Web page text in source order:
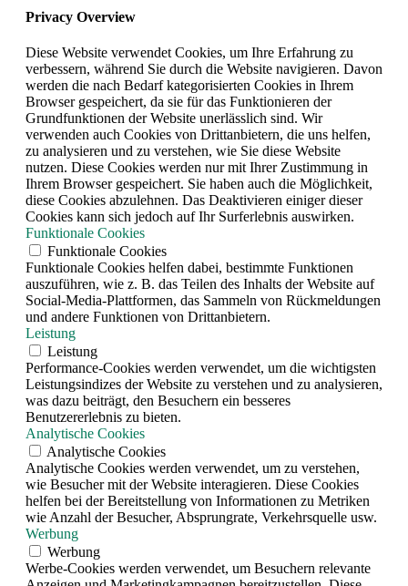
Privacy Overview
Diese Website verwendet Cookies, um Ihre Erfahrung zu
verbessern, während Sie durch die Website navigieren. Davon
werden die nach Bedarf kategorisierten Cookies in Ihrem
Browser gespeichert, da sie für das Funktionieren der
Grundfunktionen der Website unerlässlich sind. Wir
verwenden auch Cookies von Drittanbietern, die uns helfen,
zu analysieren und zu verstehen, wie Sie diese Website
nutzen. Diese Cookies werden nur mit Ihrer Zustimmung in
Ihrem Browser gespeichert. Sie haben auch die Möglichkeit,
diese Cookies abzulehnen. Das Deaktivieren einiger dieser
Cookies kann sich jedoch auf Ihr Surferlebnis auswirken.
Funktionale Cookies
Funktionale Cookies
Funktionale Cookies helfen dabei, bestimmte Funktionen
auszuführen, wie z. B. das Teilen des Inhalts der Website auf
Social-Media-Plattformen, das Sammeln von Rückmeldungen
und andere Funktionen von Drittanbietern.
Leistung
Leistung
Performance-Cookies werden verwendet, um die wichtigsten
Leistungsindizes der Website zu verstehen und zu analysieren,
was dazu beiträgt, den Besuchern ein besseres
Benutzererlebnis zu bieten.
Analytische Cookies
Analytische Cookies
Analytische Cookies werden verwendet, um zu verstehen,
wie Besucher mit der Website interagieren. Diese Cookies
helfen bei der Bereitstellung von Informationen zu Metriken
wie Anzahl der Besucher, Absprungrate, Verkehrsquelle usw.
Werbung
Werbung
Werbe-Cookies werden verwendet, um Besuchern relevante